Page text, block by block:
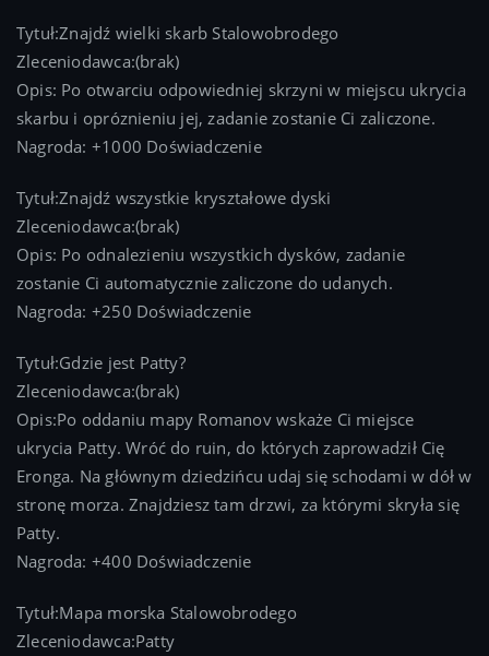
Tytuł:Znajdź wielki skarb Stalowobrodego
Zleceniodawca:(brak)
Opis: Po otwarciu odpowiedniej skrzyni w miejscu ukrycia
skarbu i opróznieniu jej, zadanie zostanie Ci zaliczone.
Nagroda: +1000 Doświadczenie
Tytuł:Znajdź wszystkie kryształowe dyski
Zleceniodawca:(brak)
Opis: Po odnalezieniu wszystkich dysków, zadanie
zostanie Ci automatycznie zaliczone do udanych.
Nagroda: +250 Doświadczenie
Tytuł:Gdzie jest Patty?
Zleceniodawca:(brak)
Opis:Po oddaniu mapy Romanov wskaże Ci miejsce
ukrycia Patty. Wróć do ruin, do których zaprowadził Cię
Eronga. Na głównym dziedzińcu udaj się schodami w dół w
stronę morza. Znajdziesz tam drzwi, za którymi skryła się
Patty.
Nagroda: +400 Doświadczenie
Tytuł:Mapa morska Stalowobrodego
Zleceniodawca:Patty